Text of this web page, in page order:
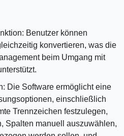
Benutzer können
konvertieren, was die
beim Umgang mit
Die Software ermöglicht eine
einschließlich
Trennzeichen festzulegen,
Spalten manuell auszuwählen,